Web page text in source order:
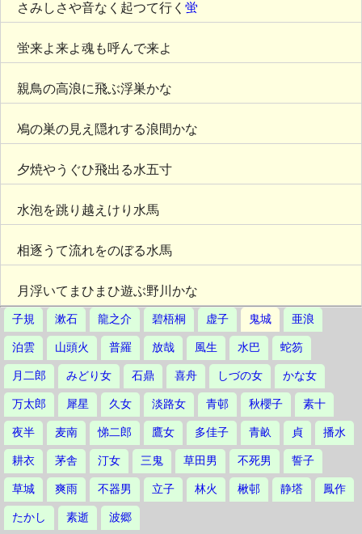
さみしさや音なく起つて行く 蛍
蛍来よ来よ魂も呼んで来よ
親鳥の高浪に飛ぶ浮巣かな
鳰の巣の見え隠れする浪間かな
夕焼やうぐひ飛出る水五寸
水泡を跳り越えけり水馬
相逐うて流れをのぼる水馬
月浮いてまひまひ遊ぶ野川かな
子規 漱石 龍之介 碧梧桐 虚子 鬼城 亜浪
泊雲 山頭火 普羅 放哉 風生 水巴 蛇笏
月二郎 みどり女 石鼎 喜舟 しづの女 かな女
万太郎 犀星 久女 淡路女 青邨 秋櫻子 素十
夜半 麦南 悌二郎 鷹女 多佳子 青畝 貞 播水
耕衣 茅舎 汀女 三鬼 草田男 不死男 誓子
草城 爽雨 不器男 立子 林火 楸邨 静塔 鳳作
たかし 素逝 波郷